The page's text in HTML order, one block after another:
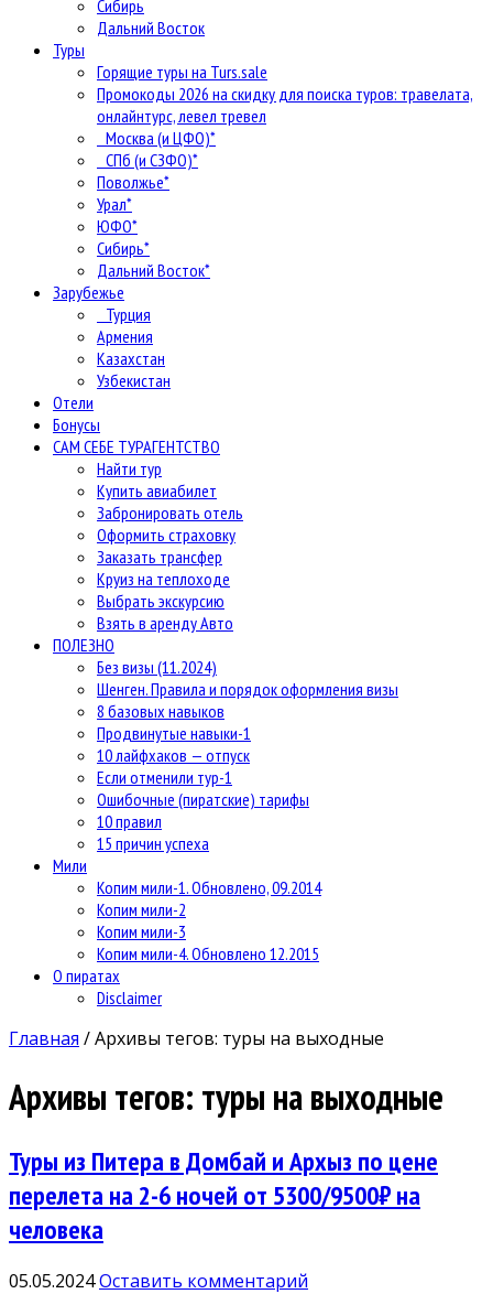
Сибирь
Дальний Восток
Туры
Горящие туры на Turs.sale
Промокоды 2026 на скидку для поиска туров: травелата,
онлайнтурс, левел тревел
Москва (и ЦФО)*
СПб (и СЗФО)*
Поволжье*
Урал*
ЮФО*
Сибирь*
Дальний Восток*
Зарубежье
Турция
Армения
Казахстан
Узбекистан
Отели
Бонусы
САМ СЕБЕ ТУРАГЕНТСТВО
Найти тур
Купить авиабилет
Забронировать отель
Оформить страховку
Заказать трансфер
Круиз на теплоходе
Выбрать экскурсию
Взять в аренду Авто
ПОЛЕЗНО
Без визы (11.2024)
Шенген. Правила и порядок оформления визы
8 базовых навыков
Продвинутые навыки-1
10 лайфхаков — отпуск
Если отменили тур-1
Ошибочные (пиратские) тарифы
10 правил
15 причин успеха
Мили
Копим мили-1. Обновлено, 09.2014
Копим мили-2
Копим мили-3
Копим мили-4. Обновлено 12.2015
О пиратах
Disclaimer
Главная /Архивы тегов: туры на выходные
Архивы тегов: туры на выходные
Туры из Питера в Домбай и Архыз по цене
перелета на 2-6 ночей от 5300/9500₽ на
человека
05.05.2024Оставить комментарий